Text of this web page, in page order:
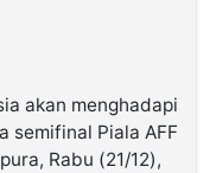
akan menghadapi
semifinal Piala AFF
Rabu (21/12),